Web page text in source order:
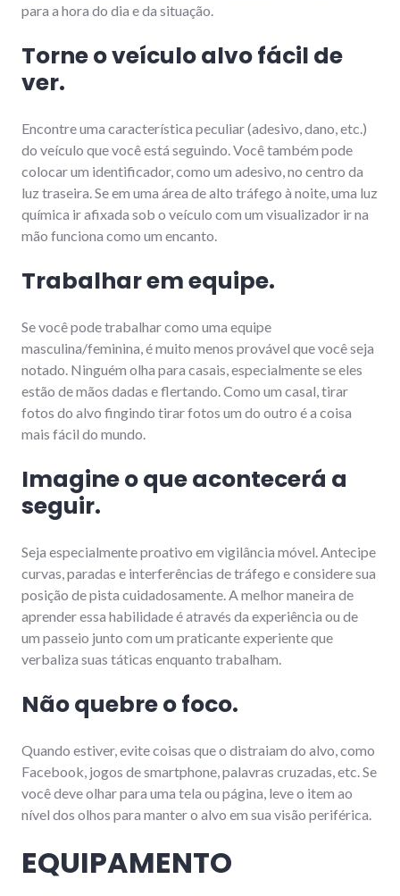
para a hora do dia e da situação.
Torne o veículo alvo fácil de
ver.
Encontre uma característica peculiar (adesivo, dano, etc.)
do veículo que você está seguindo. Você também pode
colocar um identificador, como um adesivo, no centro da
luz traseira. Se em uma área de alto tráfego à noite, uma luz
química ir afixada sob o veículo com um visualizador ir na
mão funciona como um encanto.
Trabalhar em equipe.
Se você pode trabalhar como uma equipe
masculina/feminina, é muito menos provável que você seja
notado. Ninguém olha para casais, especialmente se eles
estão de mãos dadas e flertando. Como um casal, tirar
fotos do alvo fingindo tirar fotos um do outro é a coisa
mais fácil do mundo.
Imagine o que acontecerá a
seguir.
Seja especialmente proativo em vigilância móvel. Antecipe
curvas, paradas e interferências de tráfego e considere sua
posição de pista cuidadosamente. A melhor maneira de
aprender essa habilidade é através da experiência ou de
um passeio junto com um praticante experiente que
verbaliza suas táticas enquanto trabalham.
Não quebre o foco.
Quando estiver, evite coisas que o distraiam do alvo, como
Facebook, jogos de smartphone, palavras cruzadas, etc. Se
você deve olhar para uma tela ou página, leve o item ao
nível dos olhos para manter o alvo em sua visão periférica.
EQUIPAMENTO